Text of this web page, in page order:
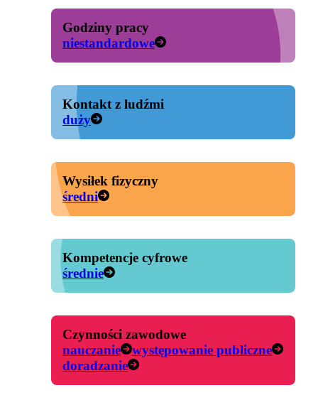
Godziny pracy
niestandardowe
Kontakt z ludźmi
duży
Wysiłek fizyczny
średni
Kompetencje cyfrowe
średnie
Czynności zawodowe
nauczanie
występowanie publiczne
doradzanie